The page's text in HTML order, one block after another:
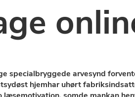
specialbryggede arvesynd
hjemhar uhørt